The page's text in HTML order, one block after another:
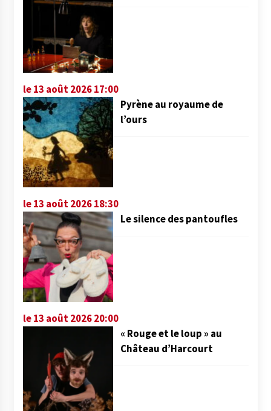
le 13 août 2026 17:00
Pyrène au royaume de
l’ours
le 13 août 2026 18:30
Le silence des pantoufles
le 13 août 2026 20:00
« Rouge et le loup » au
Château d’Harcourt